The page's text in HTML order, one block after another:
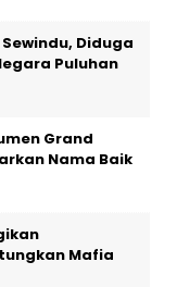
Diduga
Puluhan
Grand
Nama Baik
Mafia